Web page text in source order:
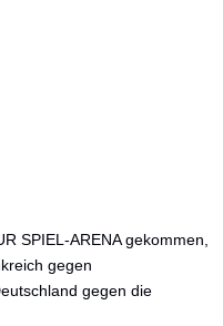
SPIEL-ARENA gekommen,
gegen
gegen die